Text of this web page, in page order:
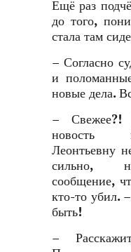
Ещё раз
до того,
стала там
– Согласно
и
новые дела.
– Свежее?!
новость
Леонтьевну
сильно,
сообщение,
кто-то убил. –
быть!
–